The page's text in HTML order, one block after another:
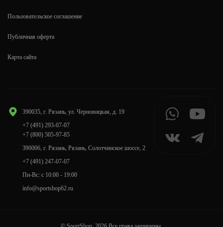
390035, г. Рязань, ул. Черновицкая, д. 19
+7 (491) 293-07-07
+7 (800) 505-97-85
390006, г. Рязань, Рязань, Солотчинское шоссе, 2
+7 (491) 247-07-07
Пн-Вс: с 10:00 - 19:00
info@sportshop62.ru
Пользовательское соглашение
Публичная оферта
Карта сайта